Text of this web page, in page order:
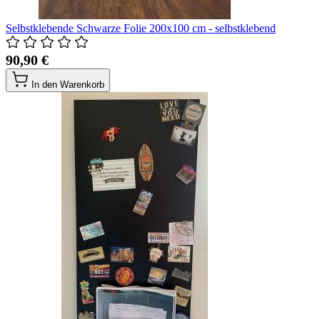
Selbstklebende Schwarze Folie 200x100 cm - selbstklebend
90,90 €
In den Warenkorb